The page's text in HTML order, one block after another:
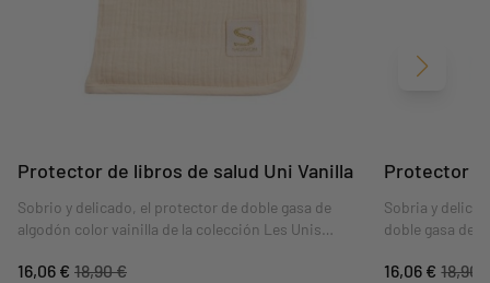
Protector de libros de salud Uni Vanilla
Sobrio y delicado, el protector de doble gasa de
algodón color vainilla de la colección Les Unis
papeles médicos de su hijo. Su superficie lisa te
16,06 € 18,90 €
Protector
Sobria y
doble gasa de
los papeles
16,06 € 18,90